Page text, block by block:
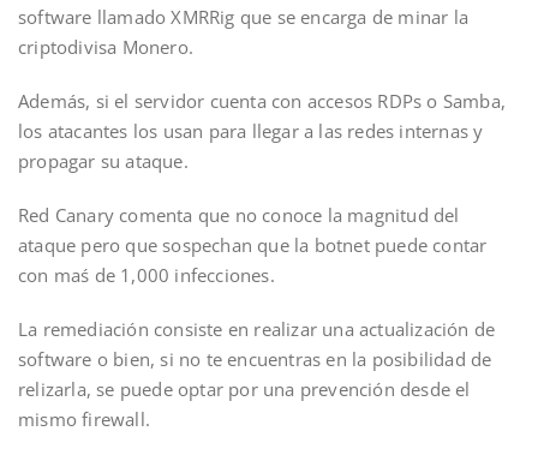
software llamado XMRRig que se encarga de minar la
criptodivisa Monero.
Además, si el servidor cuenta con accesos RDPs o Samba,
los atacantes los usan para llegar a las redes internas y
propagar su ataque.
Red Canary comenta que no conoce la magnitud del
ataque pero que sospechan que la botnet puede contar
con maś de 1,000 infecciones.
La remediación consiste en realizar una actualización de
software o bien, si no te encuentras en la posibilidad de
relizarla, se puede optar por una prevención desde el
mismo firewall.